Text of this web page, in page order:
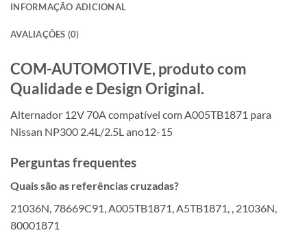
INFORMAÇÃO ADICIONAL
AVALIAÇÕES (0)
COM-AUTOMOTIVE, produto com
Qualidade e Design Original.
Alternador 12V 70A compatível com A005TB1871 para
Nissan NP300 2.4L/2.5L ano12-15
Perguntas frequentes
Quais são as referências cruzadas?
21036N, 78669C91, A005TB1871, A5TB1871, , 21036N,
80001871